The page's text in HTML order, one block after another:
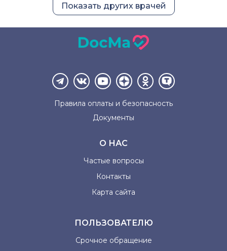
Показать других врачей
Правила оплаты и безопасность
Документы
О НАС
Частые вопросы
Контакты
Карта сайта
ПОЛЬЗОВАТЕЛЮ
Срочное обращение